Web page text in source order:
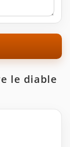
le diable